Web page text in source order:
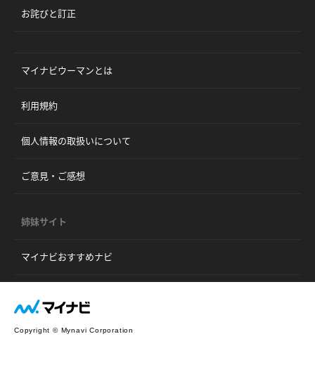
お詫びと訂正
マイナビウーマンとは
利用規約
個人情報の取扱いについて
ご意見・ご感想
姉妹サイト
マイナビおすすめナビ
Copyright © Mynavi Corporation